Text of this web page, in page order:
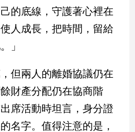
的底線，守護著心裡在
人成長，把時間，留給
」
但兩人的離婚協議仍在
財產分配仍在協商階
席活動時坦言，身分證
名字。值得注意的是，